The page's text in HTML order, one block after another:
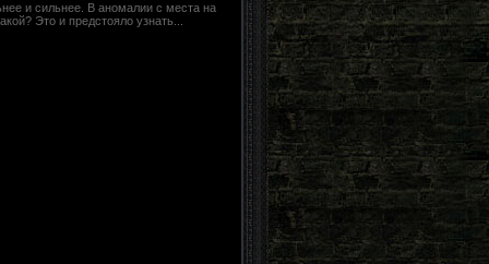
и сильнее. В аномалии с места на
Это и предстояло узнать...